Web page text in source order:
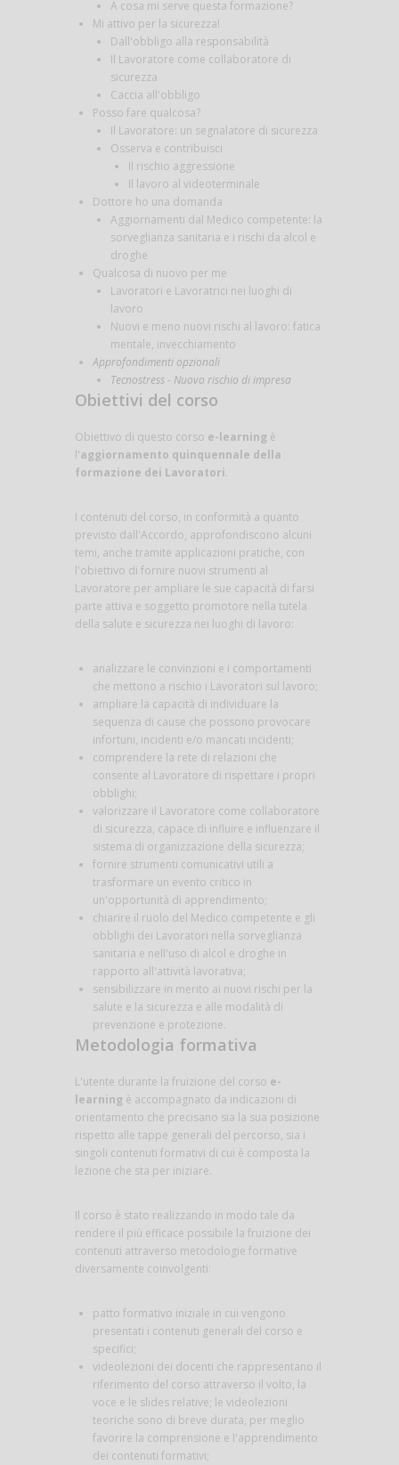
A cosa mi serve questa formazione?
Mi attivo per la sicurezza!
Dall'obbligo alla responsabilità
Il Lavoratore come collaboratore di
sicurezza
Caccia all'obbligo
Posso fare qualcosa?
Il Lavoratore: un segnalatore di sicurezza
Osserva e contribuisci
Il rischio aggressione
Il lavoro al videoterminale
Dottore ho una domanda
Aggiornamenti dal Medico competente: la
sorveglianza sanitaria e i rischi da alcol e
droghe
Qualcosa di nuovo per me
Lavoratori e Lavoratrici nei luoghi di
lavoro
Nuovi e meno nuovi rischi al lavoro: fatica
mentale, invecchiamento
Approfondimenti opzionali
Tecnostress - Nuovo rischio di impresa
Obiettivi del corso
Obiettivo di questo corso e-learning è
l'aggiornamento quinquennale della
formazione dei Lavoratori.
I contenuti del corso, in conformità a quanto
previsto dall'Accordo, approfondiscono alcuni
temi, anche tramite applicazioni pratiche, con
l'obiettivo di fornire nuovi strumenti al
Lavoratore per ampliare le sue capacità di farsi
parte attiva e soggetto promotore nella tutela
della salute e sicurezza nei luoghi di lavoro:
analizzare le convinzioni e i comportamenti
che mettono a rischio i Lavoratori sul lavoro;
ampliare la capacità di individuare la
sequenza di cause che possono provocare
infortuni, incidenti e/o mancati incidenti;
comprendere la rete di relazioni che
consente al Lavoratore di rispettare i propri
obblighi;
valorizzare il Lavoratore come collaboratore
di sicurezza, capace di influire e influenzare il
sistema di organizzazione della sicurezza;
fornire strumenti comunicativi utili a
trasformare un evento critico in
un'opportunità di apprendimento;
chiarire il ruolo del Medico competente e gli
obblighi dei Lavoratori nella sorveglianza
sanitaria e nell'uso di alcol e droghe in
rapporto all'attività lavorativa;
sensibilizzare in merito ai nuovi rischi per la
salute e la sicurezza e alle modalità di
prevenzione e protezione.
Metodologia formativa
L'utente durante la fruizione del corso e-
learning è accompagnato da indicazioni di
orientamento che precisano sia la sua posizione
rispetto alle tappe generali del percorso, sia i
singoli contenuti formativi di cui è composta la
lezione che sta per iniziare.
Il corso è stato realizzando in modo tale da
rendere il più efficace possibile la fruizione dei
contenuti attraverso metodologie formative
diversamente coinvolgenti:
patto formativo iniziale in cui vengono
presentati i contenuti generali del corso e
specifici;
videolezioni dei docenti che rappresentano il
riferimento del corso attraverso il volto, la
voce e le slides relative; le videolezioni
teoriche sono di breve durata, per meglio
favorire la comprensione e l'apprendimento
dei contenuti formativi;